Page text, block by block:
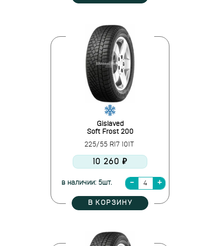
Gislaved
Soft Frost 200
225/55 R17 101T
10 260 ₽
в наличии: 5шт.
В КОРЗИНУ